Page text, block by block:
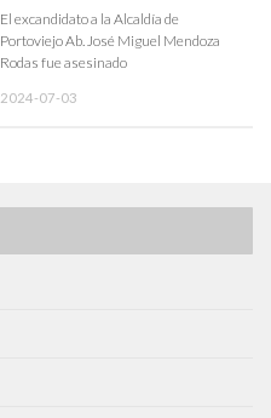
El excandidato a la Alcaldía de
Portoviejo Ab. José Miguel Mendoza
Rodas fue asesinado
2024-07-03